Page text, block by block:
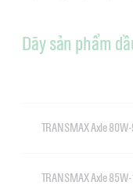
Dãy sản phẩm
TRANSMAX Axle
TRANSMAX Axle